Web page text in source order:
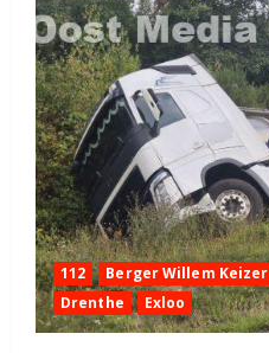
112 Berger Willem Keizer
Drenthe
Exloo